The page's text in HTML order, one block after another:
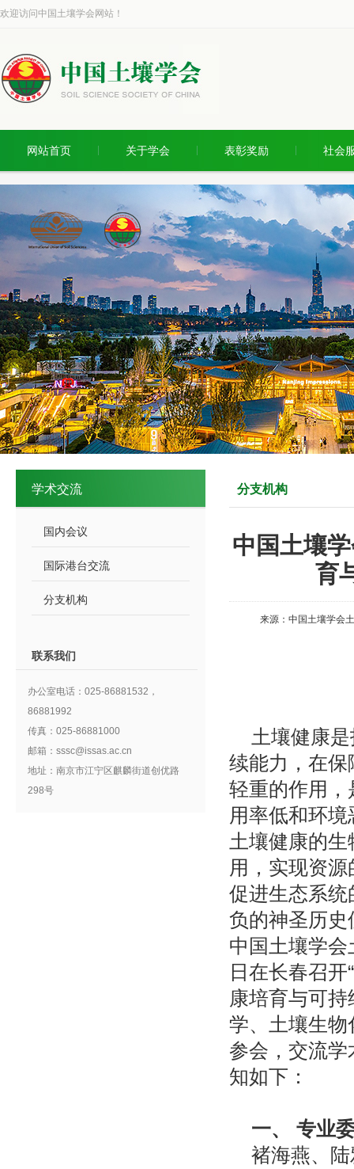
欢迎访问中国土壤学会网站！
网站首页 关于学会 表彰奖励 社会
学术交流
国内会议
国际港台交流
分支机构
联系我们
办公室电话：025-86881532，
86881992
传真：025-86881000
邮箱：sssc@issas.ac.cn
地址：南京市江宁区麒麟街道创优路
298号
分支机构
中国土壤
育
来源：中国土壤学会
土壤健康
续能力，在
轻重的作用
用率低和环
土壤健康的
用，实现资
促进生态系
负的神圣历
中国土壤学
日在长春召
康培育与可
学、土壤生
参会，交流
知如下：
一、 专业
褚海燕、